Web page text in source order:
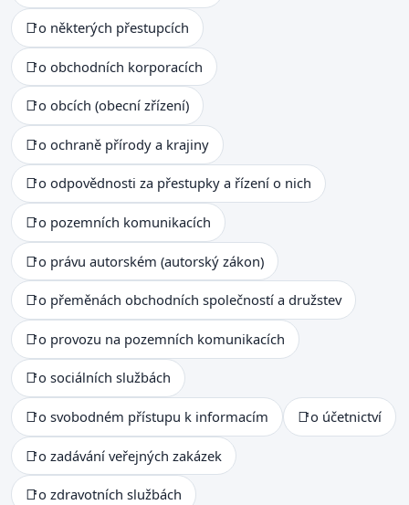
📑o některých přestupcích
📑o obchodních korporacích
📑o obcích (obecní zřízení)
📑o ochraně přírody a krajiny
📑o odpovědnosti za přestupky a řízení o nich
📑o pozemních komunikacích
📑o právu autorském (autorský zákon)
📑o přeměnách obchodních společností a družstev
📑o provozu na pozemních komunikacích
📑o sociálních službách
📑o svobodném přístupu k informacím 📑o účetnictví
📑o zadávání veřejných zakázek
📑o zdravotních službách